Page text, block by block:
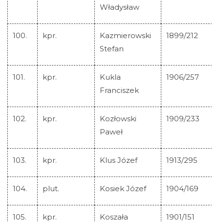
Władysław
100. kpr.
Kazmierowski
Stefan
1899/212
101. kpr.
Kukla
Franciszek
1906/257
102. kpr.
Kozłowski
Paweł
1909/233
103. kpr. Klus Józef 1913/295
104. plut. Kosiek Józef 1904/169
105. kpr.
Koszała
1901/151